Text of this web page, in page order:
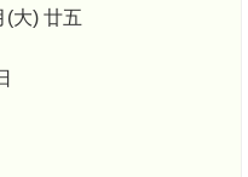
(大) 廿五